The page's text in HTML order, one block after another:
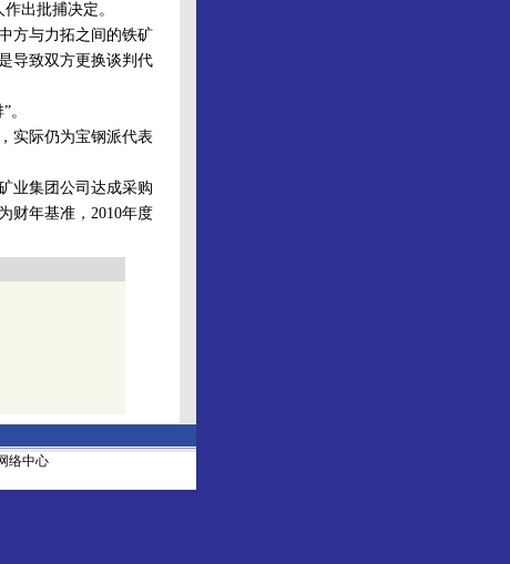
出批捕决定。
方与力拓之间的铁矿
导致双方更换谈判代
实际仍为宝钢派代表
业集团公司达成采购
财年基准，2010年度
络中心